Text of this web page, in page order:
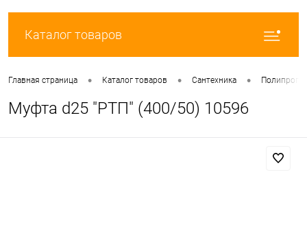
Каталог товаров
Главная страница • Каталог товаров • Сантехника •
Муфта d25 "РТП" (400/50) 10596